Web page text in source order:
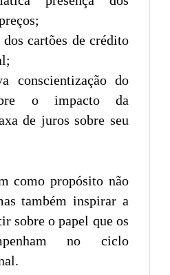
cartões de crédito
conscientização do
o impacto da
de juros sobre seu
como propósito não
também inspirar a
sobre o papel que os
no ciclo